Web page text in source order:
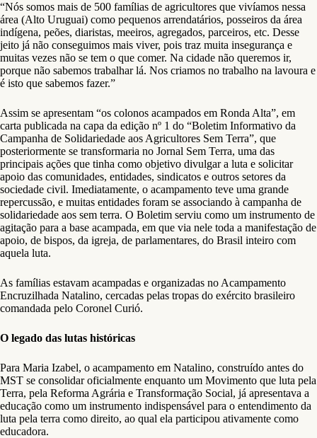
“Nós somos mais de 500 famílias de agricultores que vivíamos nessa
área (Alto Uruguai) como pequenos arrendatários, posseiros da área
indígena, peões, diaristas, meeiros, agregados, parceiros, etc. Desse
jeito já não conseguimos mais viver, pois traz muita insegurança e
muitas vezes não se tem o que comer. Na cidade não queremos ir,
porque não sabemos trabalhar lá. Nos criamos no trabalho na lavoura e
é isto que sabemos fazer.”
Assim se apresentam “os colonos acampados em Ronda Alta”, em
carta publicada na capa da edição nº 1 do “Boletim Informativo da
Campanha de Solidariedade aos Agricultores Sem Terra”, que
posteriormente se transformaria no Jornal Sem Terra, uma das
principais ações que tinha como objetivo divulgar a luta e solicitar
apoio das comunidades, entidades, sindicatos e outros setores da
sociedade civil. Imediatamente, o acampamento teve uma grande
repercussão, e muitas entidades foram se associando à campanha de
solidariedade aos sem terra. O Boletim serviu como um instrumento de
agitação para a base acampada, em que via nele toda a manifestação de
apoio, de bispos, da igreja, de parlamentares, do Brasil inteiro com
aquela luta.
As famílias estavam acampadas e organizadas no Acampamento
Encruzilhada Natalino, cercadas pelas tropas do exército brasileiro
comandada pelo Coronel Curió.
O legado das lutas históricas
Para Maria Izabel, o acampamento em Natalino, construído antes do
MST se consolidar oficialmente enquanto um Movimento que luta pela
Terra, pela Reforma Agrária e Transformação Social, já apresentava a
educação como um instrumento indispensável para o entendimento da
luta pela terra como direito, ao qual ela participou ativamente como
educadora.